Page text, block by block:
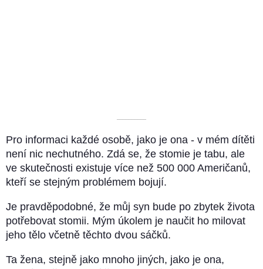
––––––––––
Pro informaci každé osobě, jako je ona - v mém dítěti
není nic nechutného. Zdá se, že stomie je tabu, ale
ve skutečnosti existuje více než 500 000 Američanů,
kteří se stejným problémem bojují.
Je pravděpodobné, že můj syn bude po zbytek života
potřebovat stomii. Mým úkolem je naučit ho milovat
jeho tělo včetně těchto dvou sáčků.
Ta žena, stejně jako mnoho jiných, jako je ona,